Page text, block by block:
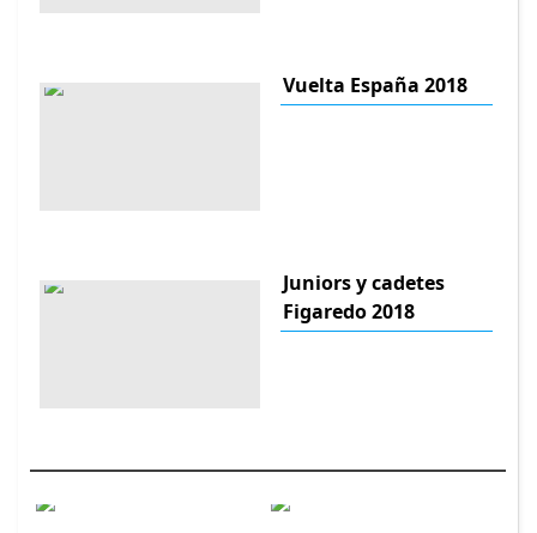
Vuelta España 2018
Juniors y cadetes
Figaredo 2018